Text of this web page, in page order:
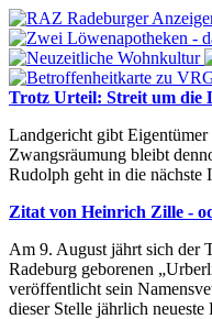
Trotz Urteil: Streit um die
Landgericht gibt
Zwangsräumung bleibt
Rudolph geht in die nächste
Zitat von Heinrich Zille -
Am 9. August jährt sich der
Radeburg geborenen
veröffentlicht sein
dieser Stelle jährlich